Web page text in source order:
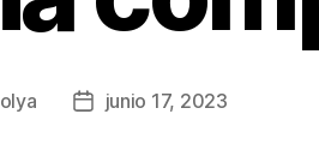
Fechajunio 17, 2023